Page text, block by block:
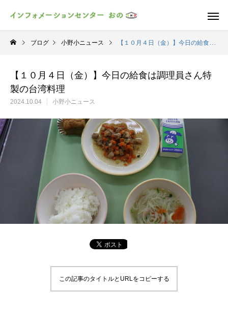
ブログ 小野小ニュース 【１０月４日（金）】今日の給食は調理員さん特製の台湾料理
【１０月４日（金）】今日の給食は調理員さん特
製の台湾料理
2024.10.04 小野小ニュース
この記事のタイトルとURLをコピーする